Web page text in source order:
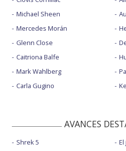
Michael Sheen
Mercedes Morán
Glenn Close
Caitriona Balfe
Mark Wahlberg
Carla Gugino
AVANCES
Shrek 5